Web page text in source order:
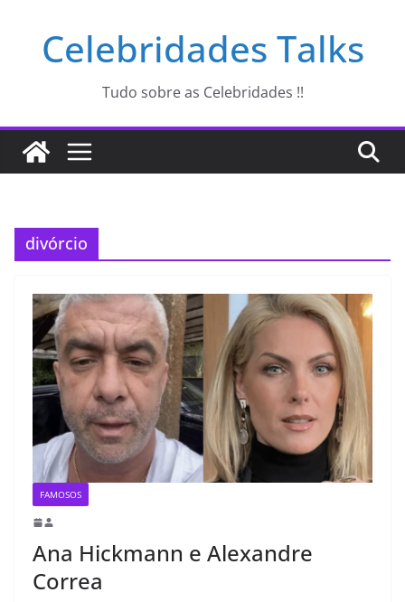
Celebridades Talks
Tudo sobre as Celebridades !!
divórcio
FAMOSOS
Ana Hickmann e Alexandre
Correa